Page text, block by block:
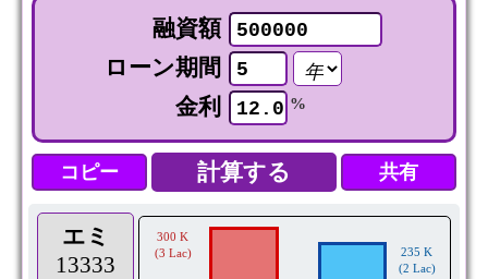
融資額
ローン期間
金利
%
コピー 共有
エミ
13333
300 K
(3 Lac)
235 K
(2 Lac)